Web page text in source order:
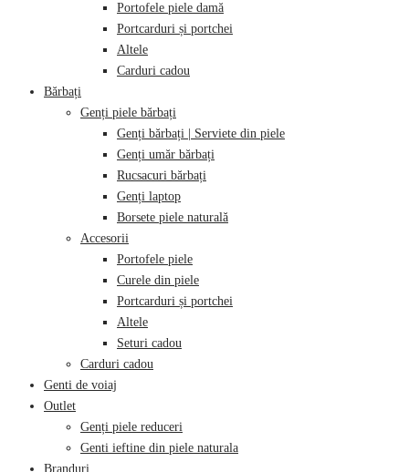
Portofele piele damă
Portcarduri și portchei
Altele
Carduri cadou
Bărbați
Genți piele bărbați
Genți bărbați | Serviete din piele
Genți umăr bărbați
Rucsacuri bărbați
Genți laptop
Borsete piele naturală
Accesorii
Portofele piele
Curele din piele
Portcarduri și portchei
Altele
Seturi cadou
Carduri cadou
Genti de voiaj
Outlet
Genți piele reduceri
Genti ieftine din piele naturala
Branduri